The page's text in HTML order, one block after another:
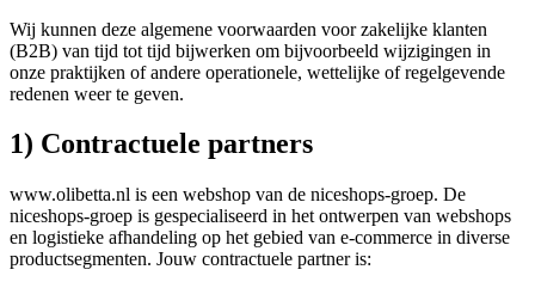
Wij kunnen deze algemene voorwaarden voor zakelijke klanten
(B2B) van tijd tot tijd bijwerken om bijvoorbeeld wijzigingen in
onze praktijken of andere operationele, wettelijke of regelgevende
redenen weer te geven.
1) Contractuele partners
www.olibetta.nl is een webshop van de niceshops-groep. De
niceshops-groep is gespecialiseerd in het ontwerpen van webshops
en logistieke afhandeling op het gebied van e-commerce in diverse
productsegmenten. Jouw contractuele partner is: